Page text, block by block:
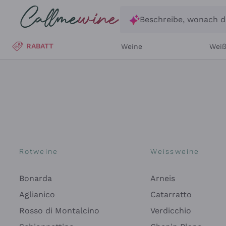
Zum Hauptinhalt springen
Beschreibe, wonach
RABATT Weine
Rotweine
Bonarda
Aglianico
Rosso di Montalcino
Weissweine
Arneis
Catarratto
Verdicchio